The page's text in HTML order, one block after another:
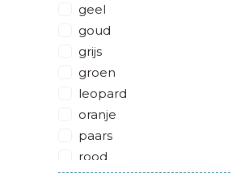
geel
goud
grijs
groen
leopard
oranje
paars
rood